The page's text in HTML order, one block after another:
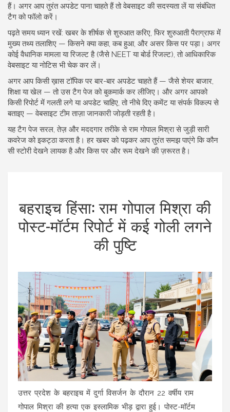
हैं। अगर आप तुरंत अपडेट पाना चाहते हैं तो वेबसाइट की सदस्यता लें या संबंधित
टैग को फॉलो करें।
पढ़ते समय ध्यान रखें: खबर के शीर्षक से शुरुआत करिए, फिर शुरुआती पैराग्राफ में
मुख्य तथ्य तलाशिए — किसने क्या कहा, कब हुआ, और असर किस पर पड़ा। अगर
कोई वैधानिक मामला या रिजल्ट है (जैसे NEET या बोर्ड रिजल्ट), तो आधिकारिक
वेबसाइट या नोटिस भी चेक कर लें।
अगर आप किसी ख़ास टॉपिक पर बार-बार अपडेट चाहते हैं — जैसे शेयर बाजार,
शिक्षा या खेल — तो उस टैग पेज को बुकमार्क कर लीजिए। और अगर आपको
किसी रिपोर्ट में गलती लगे या अपडेट चाहिए, तो नीचे दिए कमेंट या संपर्क विकल्प से
बताइए — वेबसाइट टीम ताज़ा जानकारी जोड़ती रहती है।
यह टैग पेज सरल, तेज़ और मददगार तरीके से राम गोपाल मिश्रा से जुड़ी सारी
कवरेज को इकट्ठा करता है। हर खबर को पढ़कर आप तुरंत समझ पाएंगे कि कौन
सी स्टोरी देखने लायक है और किस पर और रूम देखने की ज़रूरत है।
बहराइच हिंसा: राम गोपाल मिश्रा की
पोस्ट-मॉर्टम रिपोर्ट में कई गोली लगने
की पुष्टि
उत्तर प्रदेश के बहराइच में दुर्गा विसर्जन के दौरान 22 वर्षीय राम
गोपाल मिश्रा की हत्या एक इस्लामिक भीड़ द्वारा हुई। पोस्ट-मॉर्टम